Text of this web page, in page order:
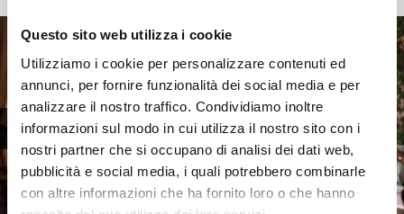
Questo sito web utilizza i cookie
Utilizziamo i cookie per personalizzare contenuti ed
annunci, per fornire funzionalità dei social media e per
analizzare il nostro traffico. Condividiamo inoltre
informazioni sul modo in cui utilizza il nostro sito con i
nostri partner che si occupano di analisi dei dati web,
pubblicità e social media, i quali potrebbero combinarle
con altre informazioni che ha fornito loro o che hanno
PROGETTI
SIGLACOM